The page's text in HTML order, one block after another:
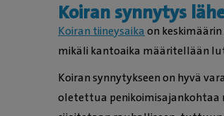
Koiran synnytys
Koiran tiineysaika on
mikäli kantoaika määritellään
Koiran synnytykseen on hyvä
oletettua